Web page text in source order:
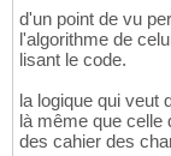
d'un point de vu
l'algorithme de
lisant le code.
la logique qui veut
là même que celle
des cahier des